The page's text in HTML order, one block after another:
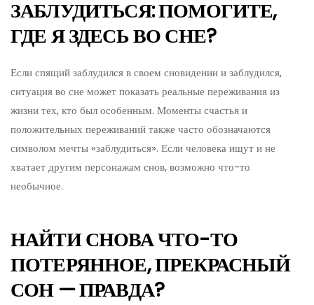
ЗАБЛУДИТЬСЯ: ПОМОГИТЕ,
ГДЕ Я ЗДЕСЬ ВО СНЕ?
Если спящий заблудился в своем сновидении и заблудился,
ситуация во сне может показать реальные переживания из
жизни тех, кто был особенным. Моменты счастья и
положительных переживаний также часто обозначаются
символом мечты «заблудиться». Если человека ищут и не
хватает другим персонажам снов, возможно что-то
необычное.
НАЙТИ СНОВА ЧТО-ТО
ПОТЕРЯННОЕ, ПРЕКРАСНЫЙ
СОН — ПРАВДА?